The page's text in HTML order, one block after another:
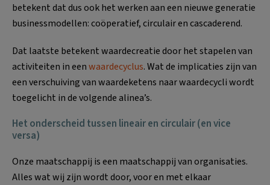
betekent dat dus ook het werken aan een nieuwe generatie
businessmodellen: coöperatief, circulair en cascaderend.
Dat laatste betekent waardecreatie door het stapelen van
activiteiten in eenwaardecyclus. Wat de implicaties zijn van
een verschuiving van waardeketens naar waardecycli wordt
toegelicht in de volgende alinea’s.
Het onderscheid tussen lineair en circulair (en vice
versa)
Onze maatschappij is een maatschappij van organisaties.
Alles wat wij zijn wordt door, voor en met elkaar